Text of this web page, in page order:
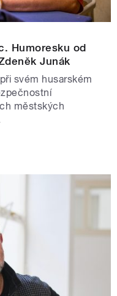
Humoresku od
Junák
svém husarském
městských